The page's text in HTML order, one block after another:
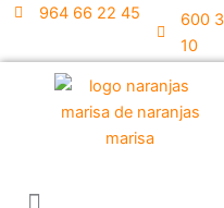
contenido
964 66 22 45
600
10